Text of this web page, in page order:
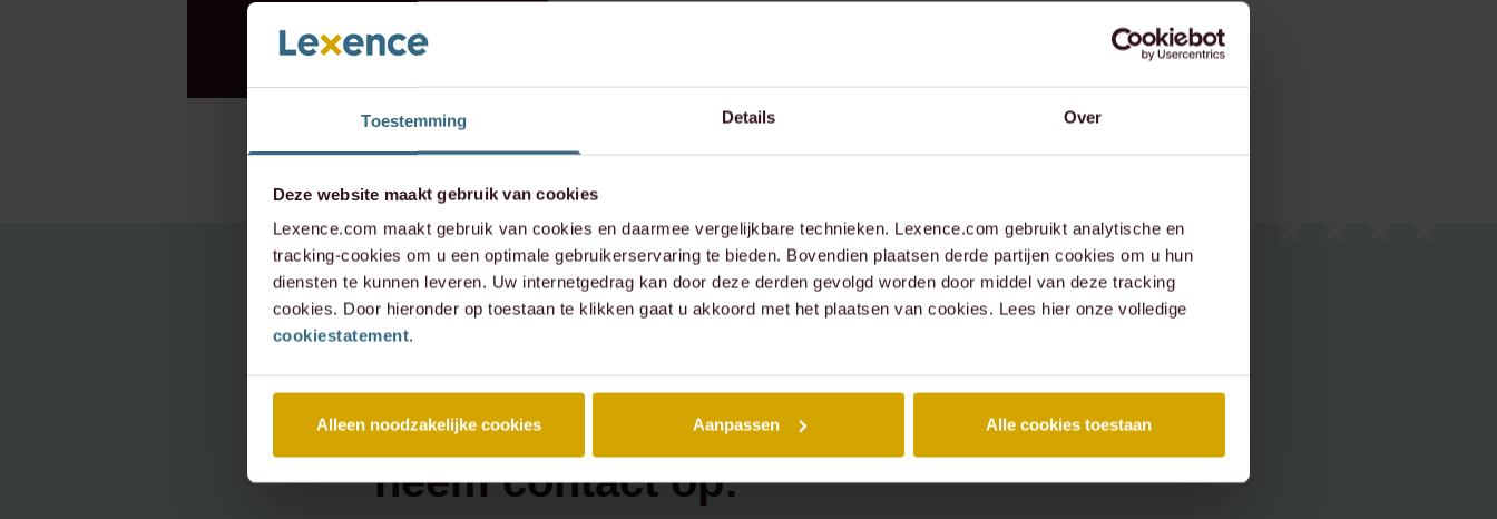
Toestemming Details Over
Deze website maakt gebruik van cookies
Lexence.com maakt gebruik van cookies en daarmee vergelijkbare technieken. Lexence.com gebruikt analytische en
tracking-cookies om u een optimale gebruikerservaring te bieden. Bovendien plaatsen derde partijen cookies om u hun
diensten te kunnen leveren. Uw internetgedrag kan door deze derden gevolgd worden door middel van deze tracking
cookies. Door hieronder op toestaan te klikken gaat u akkoord met het plaatsen van cookies. Lees hier onze volledige
cookiestatement.
Alleen noodzakelijke cookies Aanpassen Alle cookies toestaan
Heeft u vragen over dit
onderwerp,
neem contact op: